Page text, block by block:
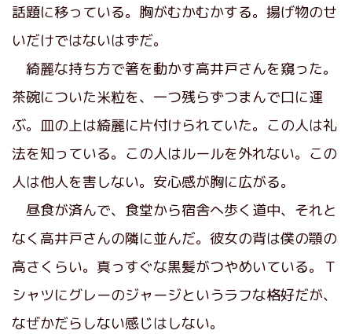
話題に移っている。胸がむかむかする。揚げ物のせ
いだけではないはずだ。
綺麗な持ち方で箸を動かす高井戸さんを窺った。
茶碗についた米粒を、一つ残らずつまんで口に運
ぶ。皿の上は綺麗に片付けられていた。この人は礼
法を知っている。この人はルールを外れない。この
人は他人を害しない。安心感が胸に広がる。
昼食が済んで、食堂から宿舎へ歩く道中、それと
なく高井戸さんの隣に並んだ。彼女の背は僕の顎の
高さくらい。真っすぐな黒髪がつやめいている。Ｔ
シャツにグレーのジャージというラフな格好だが、
なぜかだらしない感じはしない。